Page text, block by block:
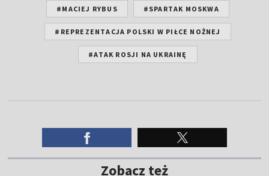
#MACIEJ RYBUS #SPARTAK MOSKWA
#REPREZENTACJA POLSKI W PIŁCE NOŻNEJ
#ATAK ROSJI NA UKRAINĘ
Zobacz też